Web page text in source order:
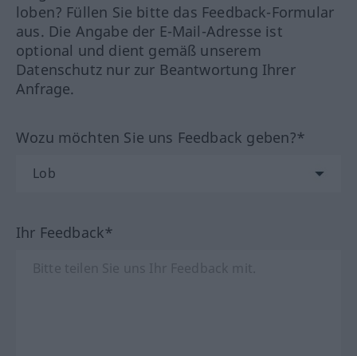
loben? Füllen Sie bitte das Feedback-Formular
aus. Die Angabe der E-Mail-Adresse ist
optional und dient gemäß unserem
Datenschutz nur zur Beantwortung Ihrer
Anfrage.
Wozu möchten Sie uns Feedback geben?*
Ihr Feedback*